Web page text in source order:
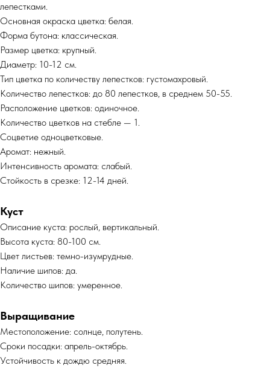
лепестками.
Основная окраска цветка: белая.
Форма бутона: классическая.
Размер цветка: крупный.
Диаметр: 10-12 см.
Тип цветка по количеству лепестков: густомахровый.
Количество лепестков: до 80 лепестков, в среднем 50-55.
Расположение цветков: одиночное.
Количество цветков на стебле — 1.
Соцветие одноцветковые.
Аромат: нежный.
Интенсивность аромата: слабый.
Стойкость в срезке: 12-14 дней.
Куст
Описание куста: рослый, вертикальный.
Высота куста: 80-100 см.
Цвет листьев: темно-изумрудные.
Наличие шипов: да.
Количество шипов: умеренное.
Выращивание
Местоположение: солнце, полутень.
Сроки посадки: апрель-октябрь.
Устойчивость к дождю средняя.